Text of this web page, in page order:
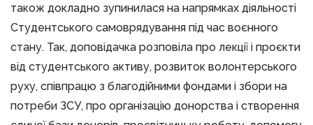
також докладно зупинилася на напрямках діяльності
Студентського самоврядування під час воєнного
стану. Так, доповідачка розповіла про лекції і проєкти
від студентського активу, розвиток волонтерського
руху, співпрацю з благодійними фондами і збори на
потреби ЗСУ, про організацію донорства і створення